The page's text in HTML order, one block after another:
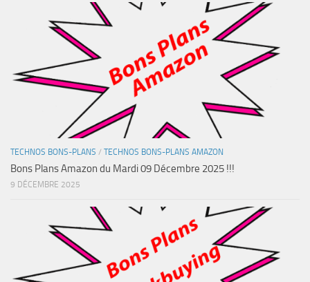
TECHNOS BONS-PLANS / TECHNOS BONS-PLANS AMAZON
Bons Plans Amazon du Mardi 09 Décembre 2025 !!!
9 DÉCEMBRE 2025